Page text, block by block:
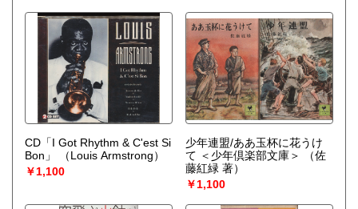
CD「I Got Rhythm & C'est Si
Bon」
（Louis Armstrong）
￥1,100
少年連盟/ああ玉杯に花うけ
て ＜少年倶楽部文庫＞
（佐
藤紅緑 著）
￥1,100